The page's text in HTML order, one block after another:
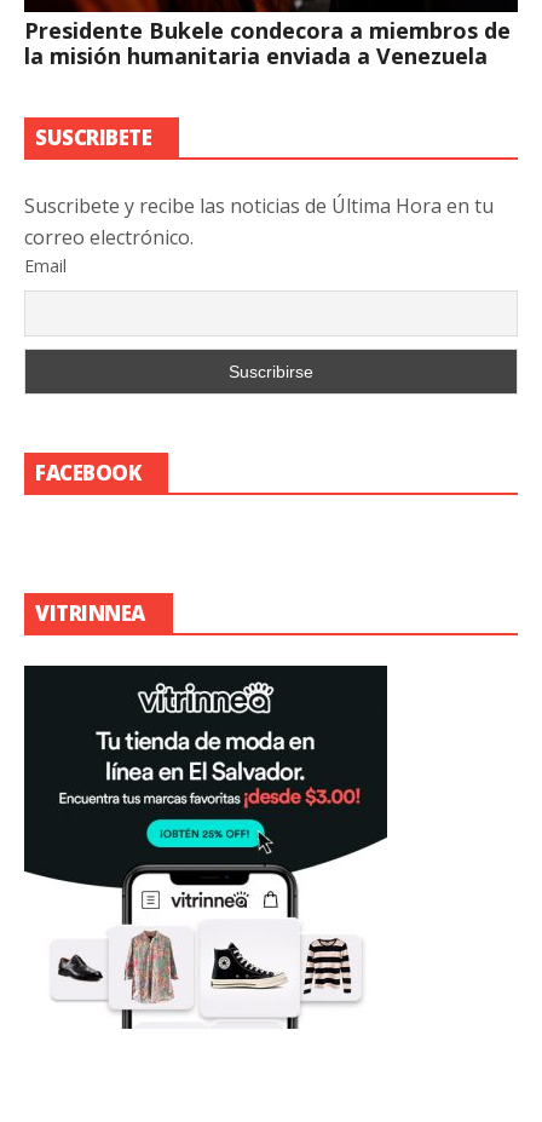
Presidente Bukele condecora a miembros de
la misión humanitaria enviada a Venezuela
SUSCRIBETE
Suscribete y recibe las noticias de Última Hora en tu
correo electrónico.
Email
FACEBOOK
VITRINNEA